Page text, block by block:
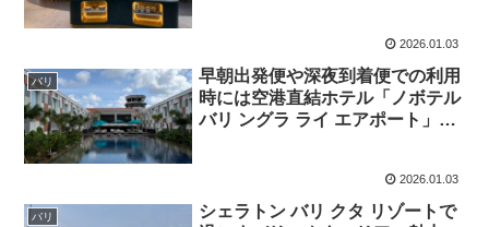
2026.01.03
バリ
早朝出発便や深夜到着便での利用
時には空港直結ホテル「ノボテル
バリ ングラ ライ エアポート」も
2026.01.03
バリ
シェラトン バリ クタ リゾートで